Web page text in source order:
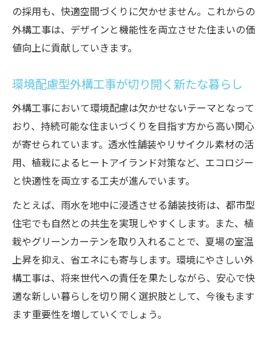
の採用も、快適空間づくりに欠かせません。これからの
外構工事は、デザインと機能性を両立させた住まいの価
値向上に貢献していきます。
環境配慮型外構工事が切り開く新たな暮らし
外構工事において環境配慮は欠かせないテーマとなって
おり、持続可能な住まいづくりを目指す方から高い関心
が寄せられています。透水性舗装やリサイクル素材の活
用、植栽によるヒートアイランド対策など、エコロジー
と快適性を両立する工夫が進んでいます。
たとえば、雨水を地中に浸透させる舗装技術は、都市型
住宅でも自然との共生を実現しやすくします。また、植
栽やグリーンカーテンを取り入れることで、夏場の室温
上昇を抑え、省エネにも寄与します。環境にやさしい外
構工事は、将来世代への責任を果たしながら、安心で快
適な新しい暮らしを切り開く選択肢として、今後もます
ます重要性を増していくでしょう。